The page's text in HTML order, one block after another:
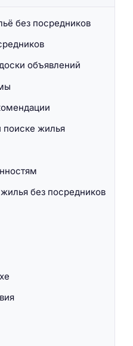
без посредников
объявлений
поиске жилья
без посредников